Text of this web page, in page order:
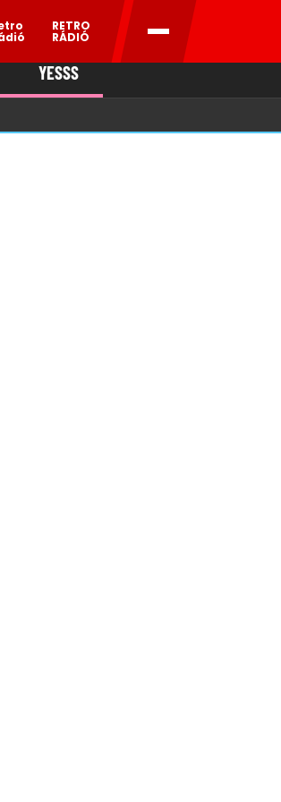
RETRO
RÁDIÓ
YESSS